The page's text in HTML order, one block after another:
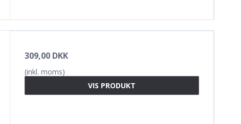
309,00 DKK
(inkl. moms)
VIS PRODUKT